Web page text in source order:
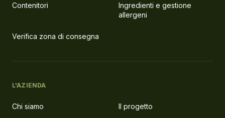
Contenitori
Ingredienti e gestione
allergeni
Verifica zona di consegna
L'AZIENDA
Chi siamo Il progetto